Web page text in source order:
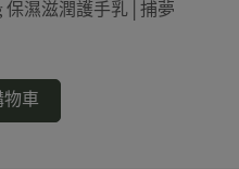
保濕滋潤護手乳│捕夢
物車